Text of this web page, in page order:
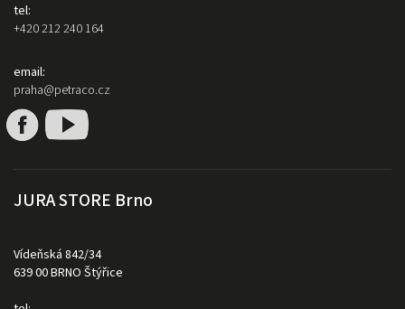
tel:
+420 212 240 164
email:
praha@petraco.cz
JURA STORE Brno
Vídeňská 842/34
639 00 BRNO Štýřice